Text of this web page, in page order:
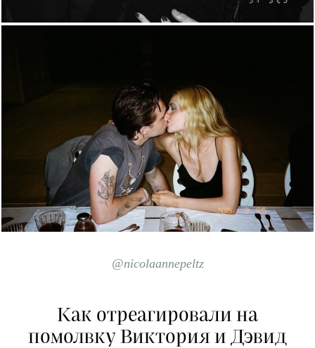
@nicolaannepeltz
Как отреагировали на
помолвку Виктория и Дэвид